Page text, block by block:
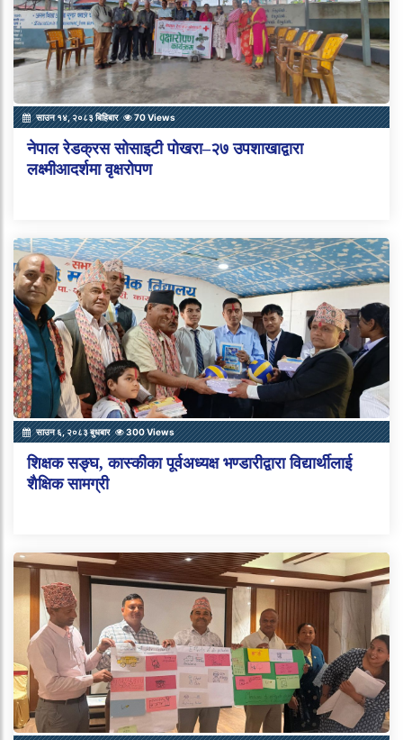
साउन १४, २०८३ बिहिबार 70 Views
नेपाल रेडक्रस सोसाइटी पोखरा–२७ उपशाखाद्वारा
लक्ष्मीआदर्शमा वृक्षरोपण
साउन ६, २०८३ बुधबार 300 Views
शिक्षक सङ्घ, कास्कीका पूर्वअध्यक्ष भण्डारीद्वारा विद्यार्थीलाई
शैक्षिक सामग्री